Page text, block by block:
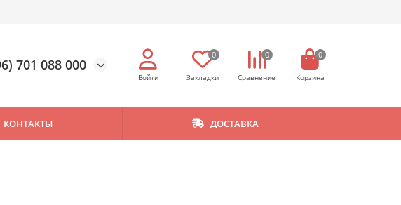
701 088 000
0 0 0
КОНТАКТЫ ДОСТАВКА